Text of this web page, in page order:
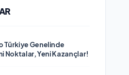
Türkiye Genelinde
Noktalar, Yeni Kazançlar!